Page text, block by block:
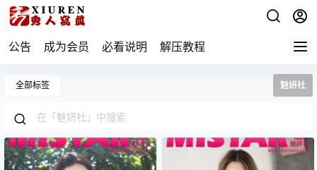
公告 成为会员 必看说明 解压教程
全部标签 魅妍社